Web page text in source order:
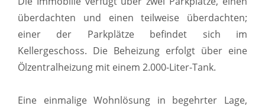
überdachten und einen teilweise überdachten;
einer der Parkplätze befindet sich im
Kellergeschoss. Die Beheizung erfolgt über eine
Ölzentralheizung mit einem 2.000-Liter-Tank.
Eine einmalige Wohnlösung in begehrter Lage,